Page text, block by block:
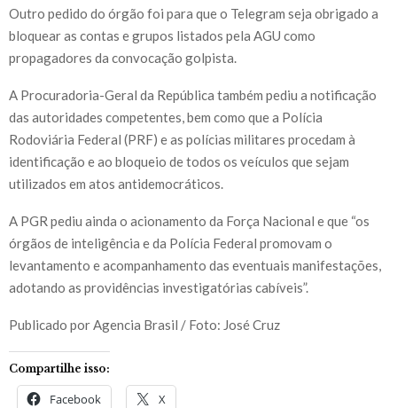
Outro pedido do órgão foi para que o Telegram seja obrigado a
bloquear as contas e grupos listados pela AGU como
propagadores da convocação golpista.
A Procuradoria-Geral da República também pediu a notificação
das autoridades competentes, bem como que a Polícia
Rodoviária Federal (PRF) e as polícias militares procedam à
identificação e ao bloqueio de todos os veículos que sejam
utilizados em atos antidemocráticos.
A PGR pediu ainda o acionamento da Força Nacional e que “os
órgãos de inteligência e da Polícia Federal promovam o
levantamento e acompanhamento das eventuais manifestações,
adotando as providências investigatórias cabíveis”.
Publicado por Agencia Brasil / Foto: José Cruz
Compartilhe isso:
Facebook X